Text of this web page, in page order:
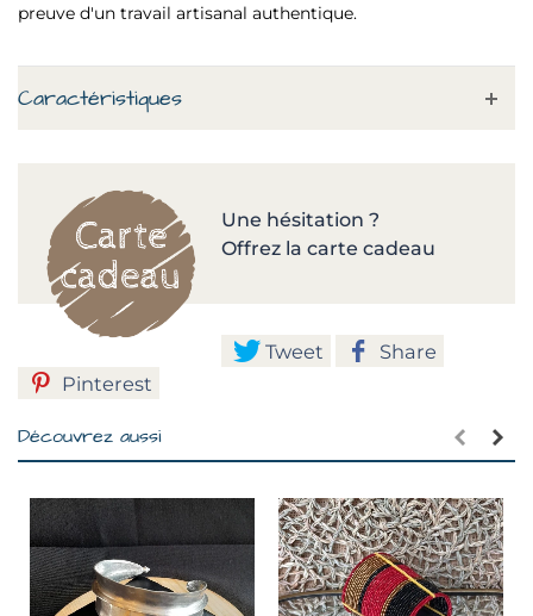
preuve d'un travail artisanal authentique.
Caractéristiques
Une hésitation ?
Offrez la carte cadeau
Tweet
Share
Pinterest
Découvrez aussi